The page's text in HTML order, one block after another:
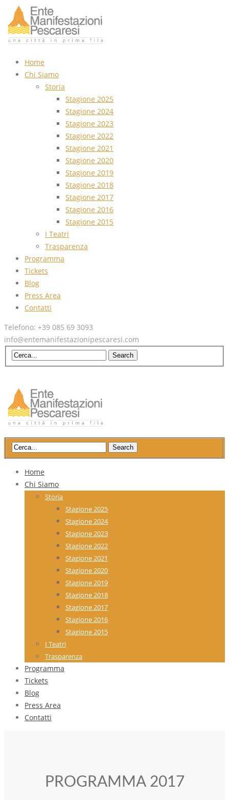
Home
Chi Siamo
Storia
Stagione 2025
Stagione 2024
Stagione 2023
Stagione 2022
Stagione 2021
Stagione 2020
Stagione 2019
Stagione 2018
Stagione 2017
Stagione 2016
Stagione 2015
I Teatri
Trasparenza
Programma
Tickets
Blog
Press Area
Contatti
Telefono: +39 085 69 3093
info@entemanifestazionipescaresi.com
Home
Chi Siamo
Storia
Stagione 2025
Stagione 2024
Stagione 2023
Stagione 2022
Stagione 2021
Stagione 2020
Stagione 2019
Stagione 2018
Stagione 2017
Stagione 2016
Stagione 2015
I Teatri
Trasparenza
Programma
Tickets
Blog
Press Area
Contatti
PROGRAMMA 2017